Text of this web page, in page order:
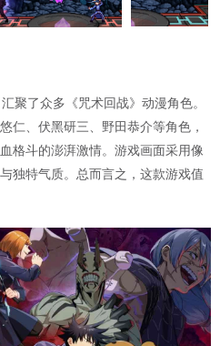
聚了众多《咒术回战》动漫角色。
仁、伏黑研三、野田恭介等角色，
格斗的澎湃激情。游戏画面采用像
独特气质。总而言之，这款游戏值